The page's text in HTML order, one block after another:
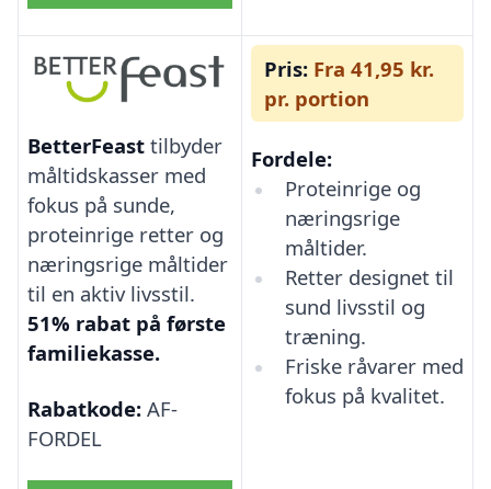
BetterFeast tilbyder
måltidskasser med
fokus på sunde,
proteinrige retter og
næringsrige måltider
til en aktiv livsstil.
51% rabat på første
familiekasse.
Rabatkode: AF-
FORDEL
Pris: Fra 41,95 kr.
pr. portion
Fordele:
Proteinrige og
næringsrige
måltider.
Retter designet til
sund livsstil og
træning.
Friske råvarer med
fokus på kvalitet.